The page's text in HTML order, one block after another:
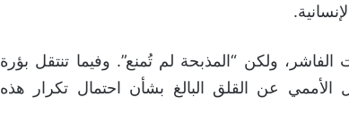
ولكن “المذبحة لم تُمنع”. وفيما تنتقل بؤرة
عن القلق البالغ بشأن احتمال تكرار هذه